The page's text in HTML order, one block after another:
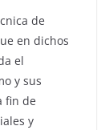
de
en dichos
el
y sus
fin de
y